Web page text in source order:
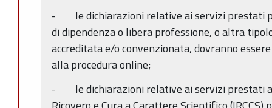
- le dichiarazioni relative ai servizi prestati
di dipendenza o libera professione, o altra
accreditata e/o convenzionata, dovranno
alla procedura online;
- le dichiarazioni relative ai servizi prestati